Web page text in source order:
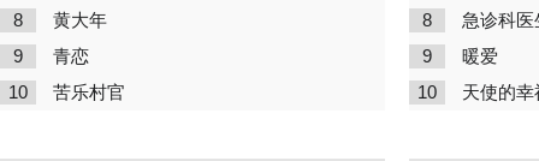
8 黄大年
9 青恋
10 苦乐村官
8 急诊科医
9 暖爱
10 天使的幸